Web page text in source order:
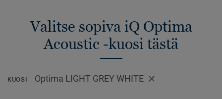
Valitse sopiva iQ Optima
Acoustic -kuosi tästä
KUOSI Optima LIGHT GREY WHITE